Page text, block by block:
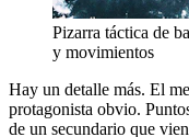
Pizarra táctica de
y movimientos
Hay un detalle más. El
protagonista obvio.
de un secundario que